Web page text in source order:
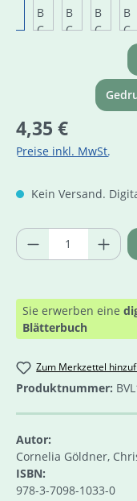
Regulärer Preis:
4,35 €
Preise inkl. MwSt.
Kein Versand.
Produkt
Sie erwerben eine
Blätterbuch
Zum Merkzettel
Produktnummer:
Autor:
Cornelia Göldner,
ISBN:
978-3-7098-1033-0